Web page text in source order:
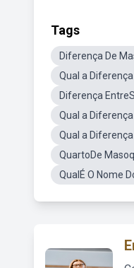
Tags
Diferença De
Qual a
Diferença
Qual a
Qual a
QuartoDe
QualÉ O Nome